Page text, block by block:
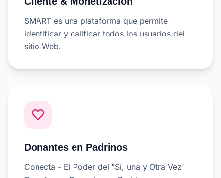
SMART es una plataforma que permite
identificar y calificar todos los usuarios del
sitio Web.
favorite_border
Donantes en Padrinos
Conecta - El Poder del "Sí, una y Otra Vez"